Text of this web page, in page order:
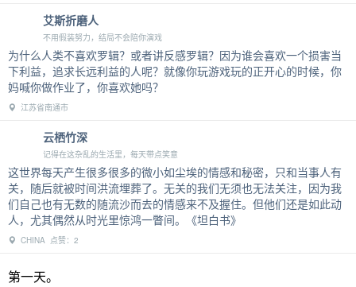
艾斯折磨人
不用假装努力，结局不会陪你演戏
为什么人类不喜欢罗辑？或者讲反感罗辑？因为谁会喜欢一个损害当
下利益，追求长远利益的人呢？就像你玩游戏玩的正开心的时候，你
妈喊你做作业了，你喜欢她吗？
江苏省南通市
云栖竹深
记得在这杂乱的生活里，每天带点笑意
这世界每天产生很多很多的微小如尘埃的情感和秘密，只和当事人有
关，随后就被时间洪流埋葬了。无关的我们无须也无法关注，因为我
们自己也有无数的随流沙而去的情感来不及握住。但他们还是如此动
人，尤其偶然从时光里惊鸿一瞥间。《坦白书》
CHINA 点赞：2
第一天。